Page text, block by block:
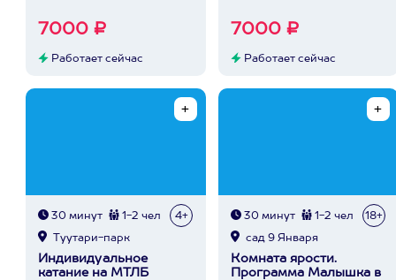
7000 ₽
Работает сейчас
7000 ₽
Работает сейчас
30 минут 1-2 чел 4+
Туутари-парк
Индивидуальное
катание на МТЛБ
30 минут 1-2 чел 18+
сад 9 Января
Комната ярости.
Программа Малышка в